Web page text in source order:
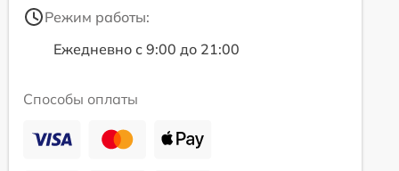
Режим работы:
Ежедневно с 9:00 до 21:00
Способы оплаты